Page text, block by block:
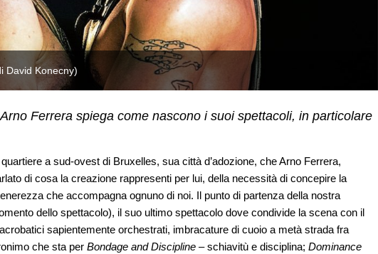
David Konecny)
Ferrera spiega come nascono i suoi spettacoli, in particolare
a sud-ovest di Bruxelles, sua città d’adozione, che Arno Ferrera,
di cosa la creazione rappresenti per lui, della necessità di concepire la
che accompagna ognuno di noi. Il punto di partenza della nostra
dello spettacolo), il suo ultimo spettacolo dove condivide la scena con il
sapientemente orchestrati, imbracature di cuoio a metà strada fra
che sta per Bondage and Discipline – schiavitù e disciplina; Dominance